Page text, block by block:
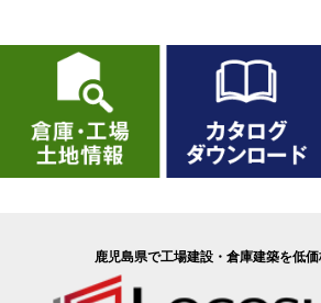
鹿児島県で工場建設・倉庫建築を低